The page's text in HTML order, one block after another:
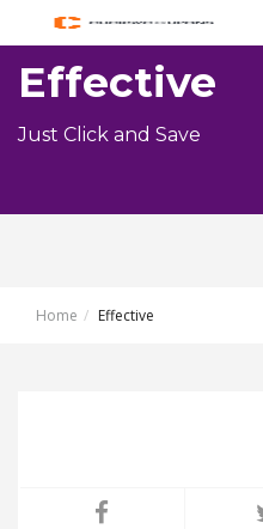
Effective
Just Click and Save
Home Effective